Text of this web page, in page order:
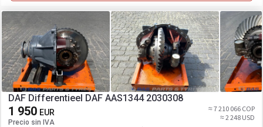
DAF Differentieel DAF AAS1344 2030308
1 950 EUR
Precio sin IVA
≈ 7 210 066 COP
≈ 2 248 USD